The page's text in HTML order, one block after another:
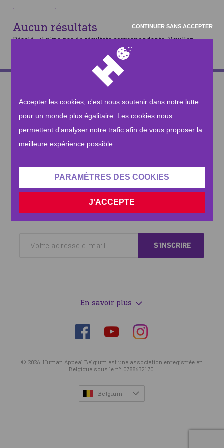
CONTINUER SANS ACCEPTER
Accepter les cookies, c'est nous soutenir dans notre lutte
pour un monde plus égalitaire. Les cookies nous
permettent d'analyser notre trafic afin de vous proposer la
meilleure expérience possible
PARAMÈTRES DES COOKIES
J'ACCEPTE
Aucun résultats
Désolé - il n'y a pas de résultats correspondants. Veuillez
modifier votre recherche et réessayer
CONTACTEZ-NOUS
Besoin de nous contacter? Rien de plus simple !
NOUS ENVOYER UN MAIL
S'INSCRIRE À LA NEWSLETTER
Recevez les informations autour de nos actions à travers le
monde !
En savoir plus
Suivez-
nous
Facebook
Suivez-
YouTube
Suivez-
nous
Instagram
© 2026. Human Appeal Belgium est une association enregistrée en
Belgique sous le n° 0788632170.
Belgium